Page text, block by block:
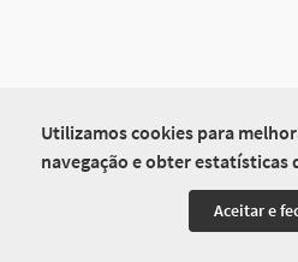
Utilizamos cookies para
navegação e obter estatísticas
Aceitar e